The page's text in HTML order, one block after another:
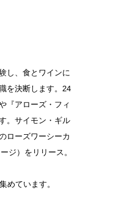
し、食とワインに
を決断します。24
『アローズ・フィ
。サイモン・ギル
ローズワーシーカ
ジ）をリリース。
めています。